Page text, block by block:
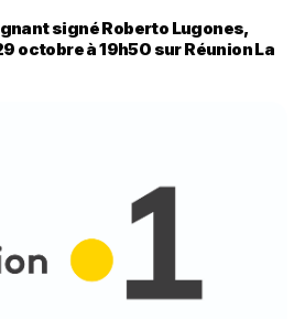
signé Roberto Lugones,
octobre à 19h50 sur Réunion La